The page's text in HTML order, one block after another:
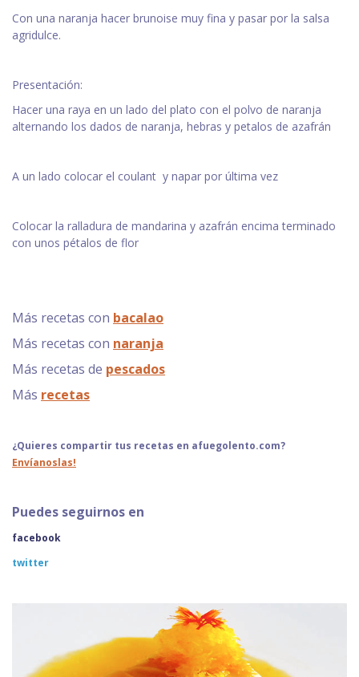
Con una naranja hacer brunoise muy fina y pasar por la salsa
agridulce.
Presentación:
Hacer una raya en un lado del plato con el polvo de naranja
alternando los dados de naranja, hebras y petalos de azafrán
A un lado colocar el coulant y napar por última vez
Colocar la ralladura de mandarina y azafrán encima terminado
con unos pétalos de flor
Más recetas con bacalao
Más recetas con naranja
Más recetas de pescados
Más recetas
¿Quieres compartir tus recetas en afuegolento.com?
Envíanoslas!
Puedes seguirnos en
facebook
twitter